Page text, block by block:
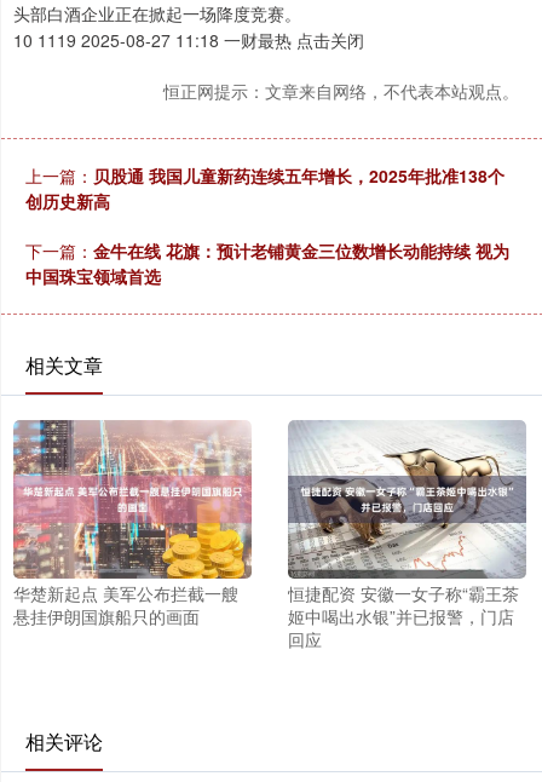
头部白酒企业正在掀起一场降度竞赛。
10 1119 2025-08-27 11:18 一财最热 点击关闭
恒正网提示：文章来自网络，不代表本站观点。
上一篇： 贝股通 我国儿童新药连续五年增长，2025年批准138个
创历史新高
下一篇： 金牛在线 花旗：预计老铺黄金三位数增长动能持续 视为
中国珠宝领域首选
相关文章
华楚新起点 美军公布拦截一艘
悬挂伊朗国旗船只的画面
恒捷配资 安徽一女子称“霸王茶
姬中喝出水银”并已报警，门店
回应
相关评论